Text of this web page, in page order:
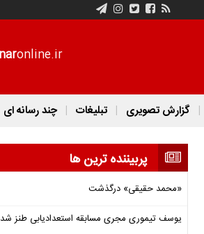
online.ir
گزارش تصویری تبلیغات چند رسانه ای
پربیننده ترین ها
«محمد حقیقی» درگذشت
یوسف تیموری مجری مسابقه استعدادیابی طنز شد